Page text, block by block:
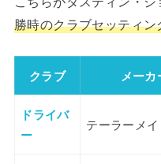
勝時のクラブセッティン
クラブ メーカ
ドライバ
ー
テーラーメイ